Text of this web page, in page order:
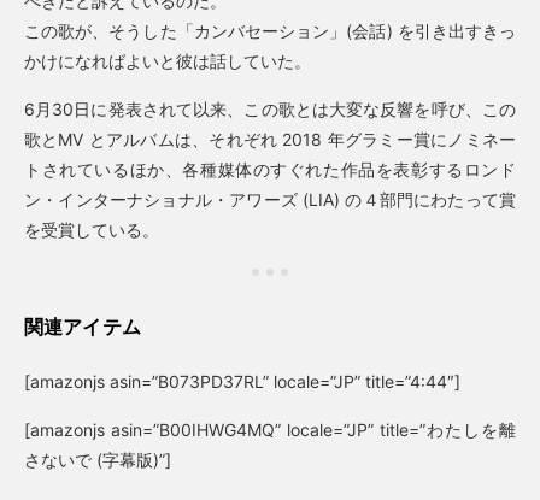
この歌が、そうした「カンバセーション」(会話) を引き出すきっ
かけになればよいと彼は話していた。
6月30日に発表されて以来、この歌とは大変な反響を呼び、この
歌とMV とアルバムは、それぞれ 2018 年グラミー賞にノミネー
トされているほか、各種媒体のすぐれた作品を表彰するロンド
ン・インターナショナル・アワーズ (LIA) の４部門にわたって賞
を受賞している。
関連アイテム
[amazonjs asin=”B073PD37RL” locale=”JP” title=”4:44″]
[amazonjs asin=”B00IHWG4MQ” locale=”JP” title=”わたしを離
さないで (字幕版)”]